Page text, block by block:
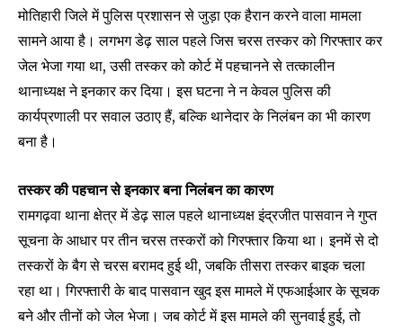
मोतिहारी जिले में पुलिस प्रशासन से जुड़ा एक हैरान करने वाला मामला
सामने आया है। लगभग डेढ़ साल पहले जिस चरस तस्कर को गिरफ्तार कर
जेल भेजा गया था, उसी तस्कर को कोर्ट में पहचानने से तत्कालीन
थानाध्यक्ष ने इनकार कर दिया। इस घटना ने न केवल पुलिस की
कार्यप्रणाली पर सवाल उठाए हैं, बल्कि थानेदार के निलंबन का भी कारण
बना है।
तस्कर की पहचान से इनकार बना निलंबन का कारण
रामगढ़वा थाना क्षेत्र में डेढ़ साल पहले थानाध्यक्ष इंद्रजीत पासवान ने गुप्त
सूचना के आधार पर तीन चरस तस्करों को गिरफ्तार किया था। इनमें से दो
तस्करों के बैग से चरस बरामद हुई थी, जबकि तीसरा तस्कर बाइक चला
रहा था। गिरफ्तारी के बाद पासवान खुद इस मामले में एफआईआर के सूचक
बने और तीनों को जेल भेजा। जब कोर्ट में इस मामले की सुनवाई हुई, तो